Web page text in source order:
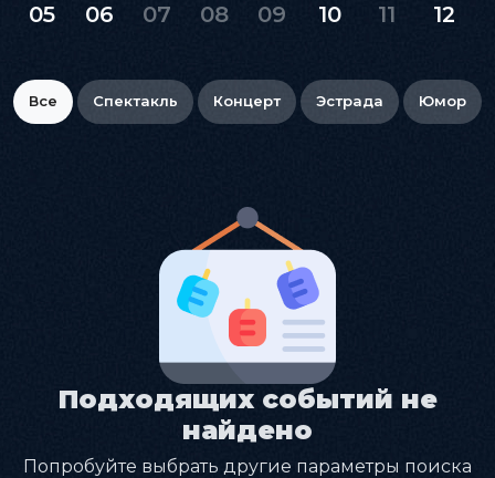
05 06 07 08 09 10 11 12
Все Спектакль Концерт Эстрада Юмор
Подходящих событий не
найдено
Попробуйте выбрать другие параметры поиска